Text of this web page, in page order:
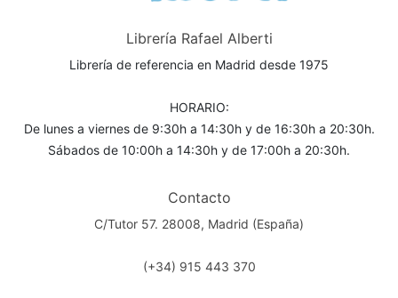
Librería Rafael Alberti
Librería de referencia en Madrid desde 1975
HORARIO:
De lunes a viernes de 9:30h a 14:30h y de 16:30h a 20:30h.
Sábados de 10:00h a 14:30h y de 17:00h a 20:30h.
Contacto
C/Tutor 57. 28008, Madrid (España)
(+34) 915 443 370